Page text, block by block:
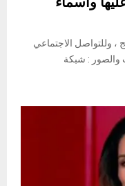
، وللتواصل الاجتماعي
والصور : شبكة